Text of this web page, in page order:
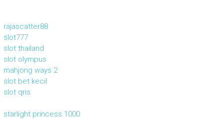
rajascatter88
slot777
slot thailand
slot olympus
mahjong ways 2
slot bet kecil
slot qris
starlight princess 1000